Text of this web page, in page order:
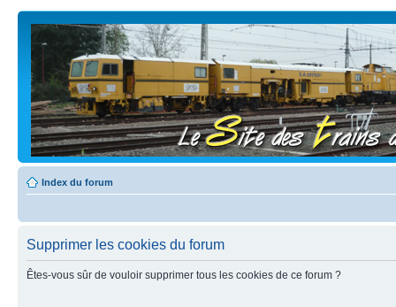
Index du forum
Supprimer les cookies du forum
Êtes-vous sûr de vouloir supprimer tous les cookies de ce forum ?